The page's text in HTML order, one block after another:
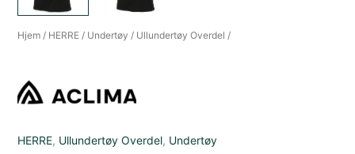
Hjem / HERRE / Undertøy / Ullundertøy Overdel /
HERRE, Ullundertøy Overdel, Undertøy